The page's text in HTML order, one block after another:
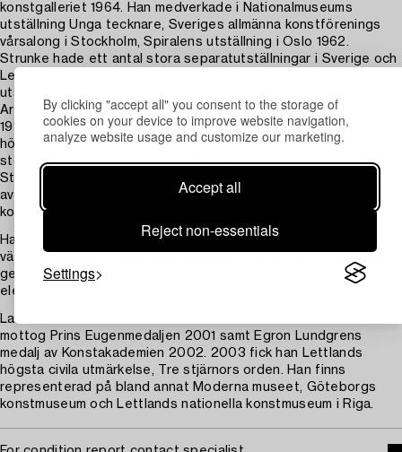
By clicking "accept all" you consent to the storage of
cookies on your device to improve website navigation,
analyze website usage and customize our marketing.
Accept all
Reject non-essentials
Settings
konstgalleriet 1964. Han medverkade i Nationalmuseums
utställning Unga tecknare, Sveriges allmänna konstförenings
vårsalong i Stockholm, Spiralens utställning i Oslo 1962.
Strunke hade ett antal stora separatutställningar i Sverige och
Lettland. Bland de mest uppmärksammade och viktiga är
utställningen Interiörer på Konstnärshuset i Stockholm 1982,
Arsenalens konsthall i Riga 1989 och 2002, Galleri Haga i Solna
1995 och Röda sten i Göteborg år 2000. Utställningen Klyfta
hösten 2017 på Kungliga Konstakademien i Stockholm blev en
stor konstnärlig och publik framgång. Våren 2018 ställde Laris
Strunke ut i Riga genom VV Foundation med en utökad version
av Klyfta, en stor och uppmärksammad utställning som också
kom att bli en av hans sista som aktiv konstnär.
Hans romantiska landskapsbilder är koloristiskt
välkomponerade. En stor del av hans produktion utgörs av
geometriska motiv på stora dukar, färg och form är Strunkes
element.
Laris Strunke var medlem av Konstakademien från 1987 och
mottog Prins Eugenmedaljen 2001 samt Egron Lundgrens
medalj av Konstakademien 2002. 2003 fick han Lettlands
högsta civila utmärkelse, Tre stjärnors orden. Han finns
representerad på bland annat Moderna museet, Göteborgs
konstmuseum och Lettlands nationella konstmuseum i Riga.